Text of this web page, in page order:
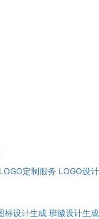
LOGO定制服务 LOGO设计
标设计生成 班徽设计生成